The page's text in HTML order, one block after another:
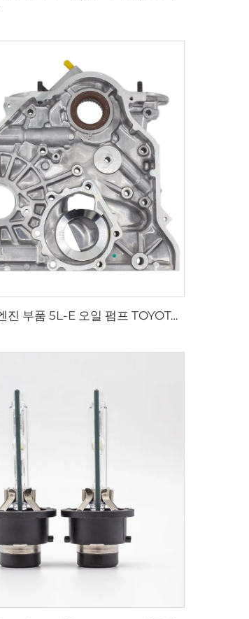
11311-54052 엔진 부품 5L-E 오일 펌프 TOYOTA 크루저 프라도 3.0L용